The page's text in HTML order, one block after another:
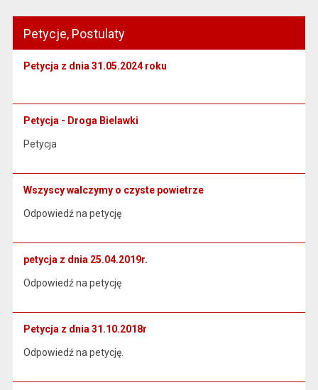
Petycje, Postulaty
Petycja z dnia 31.05.2024 roku
Petycja - Droga Bielawki
Petycja
Wszyscy walczymy o czyste powietrze
Odpowiedź na petycję
petycja z dnia 25.04.2019r.
Odpowiedź na petycję
Petycja z dnia 31.10.2018r
Odpowiedź na petycję.